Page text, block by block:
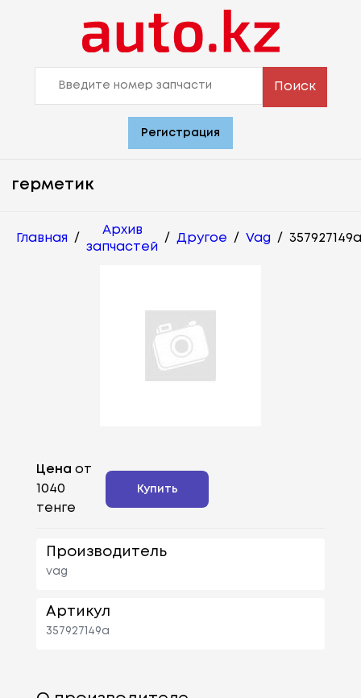
Поиск
Регистрация
герметик
Главная /
Архив
запчастей
/ Другое / Vag / 357927149a
Цена от
1040
тенге
Купить
Производитель
vag
Артикул
357927149a